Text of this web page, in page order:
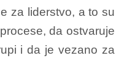
za liderstvo, a to su
da ostvaruje
i da je vezano za